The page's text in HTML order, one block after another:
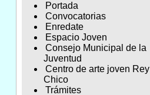
Portada
Convocatorias
Enredate
Espacio Joven
Consejo Municipal de la
Juventud
Centro de arte joven Rey
Chico
Trámites